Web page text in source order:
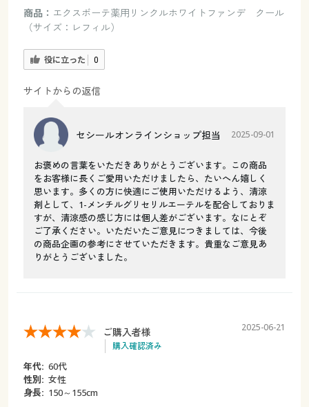
商品： エクスボーテ薬用リンクルホワイトファンデ クール
（サイズ：レフィル）
役に立った 0
サイトからの返信
セシールオンラインショップ担当 2025-09-01
お褒めの言葉をいただきありがとうございます。この商品
をお客様に長くご愛用いただけましたら、たいへん嬉しく
思います。多くの方に快適にご使用いただけるよう、清涼
剤として、1-メンチルグリセリルエーテルを配合しておりま
すが、清涼感の感じ方には個人差がございます。なにとぞ
ご了承ください。いただいたご意見につきましては、今後
の商品企画の参考にさせていただきます。貴重なご意見あ
りがとうございました。
ご購入者様
購入確認済み
2025-06-21
年代: 60代
性別: 女性
身長: 150～155cm